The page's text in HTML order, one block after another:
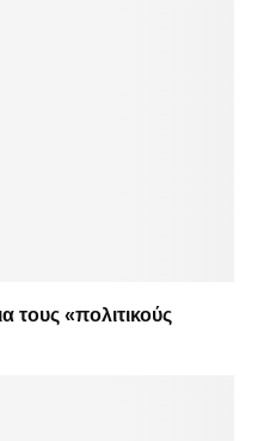
τους «πολιτικούς